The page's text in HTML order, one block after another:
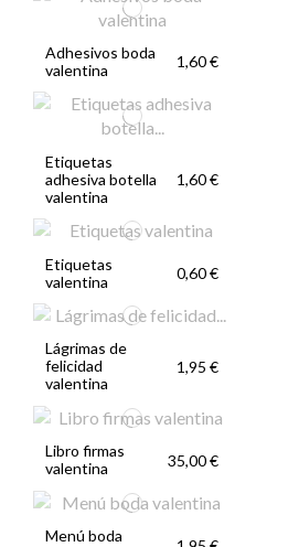
Adhesivos boda
valentina
1,60 €
Etiquetas
adhesiva botella
valentina
1,60 €
Etiquetas
valentina
0,60 €
Lágrimas de
felicidad
valentina
1,95 €
Libro firmas
valentina
35,00 €
Menú boda